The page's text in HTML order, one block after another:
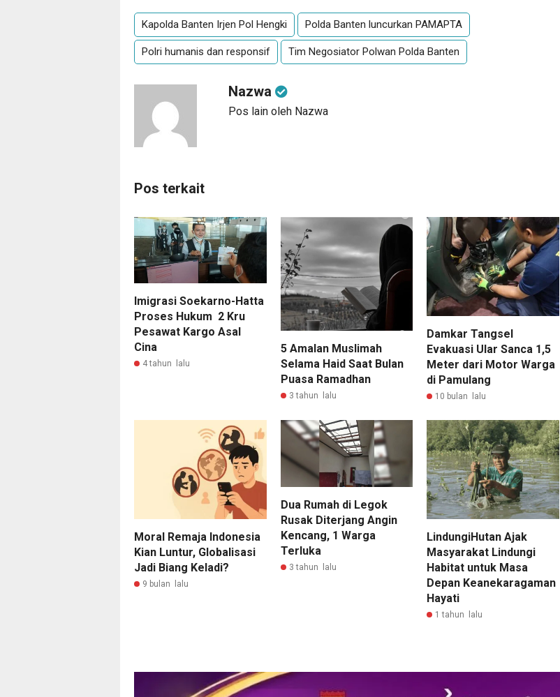
Kapolda Banten Irjen Pol Hengki Polda Banten luncurkan PAMAPTA
Polri humanis dan responsif Tim Negosiator Polwan Polda Banten
Nazwa
Pos lain oleh Nazwa
Pos terkait
Imigrasi Soekarno-Hatta
Proses Hukum 2 Kru
Pesawat Kargo Asal
Cina
4 tahun lalu
5 Amalan Muslimah
Selama Haid Saat Bulan
Puasa Ramadhan
3 tahun lalu
Damkar Tangsel
Evakuasi Ular Sanca 1,5
Meter dari Motor Warga
di Pamulang
10 bulan lalu
Moral Remaja Indonesia
Kian Luntur, Globalisasi
Jadi Biang Keladi?
9 bulan lalu
Dua Rumah di Legok
Rusak Diterjang Angin
Kencang, 1 Warga
Terluka
3 tahun lalu
LindungiHutan Ajak
Masyarakat Lindungi
Habitat untuk Masa
Depan Keanekaragaman
Hayati
1 tahun lalu